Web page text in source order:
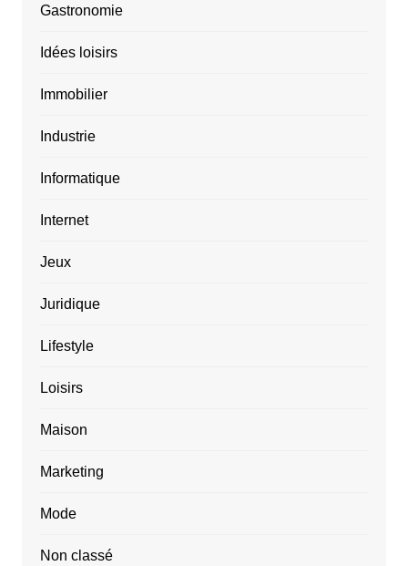
Gastronomie
Idées loisirs
Immobilier
Industrie
Informatique
Internet
Jeux
Juridique
Lifestyle
Loisirs
Maison
Marketing
Mode
Non classé